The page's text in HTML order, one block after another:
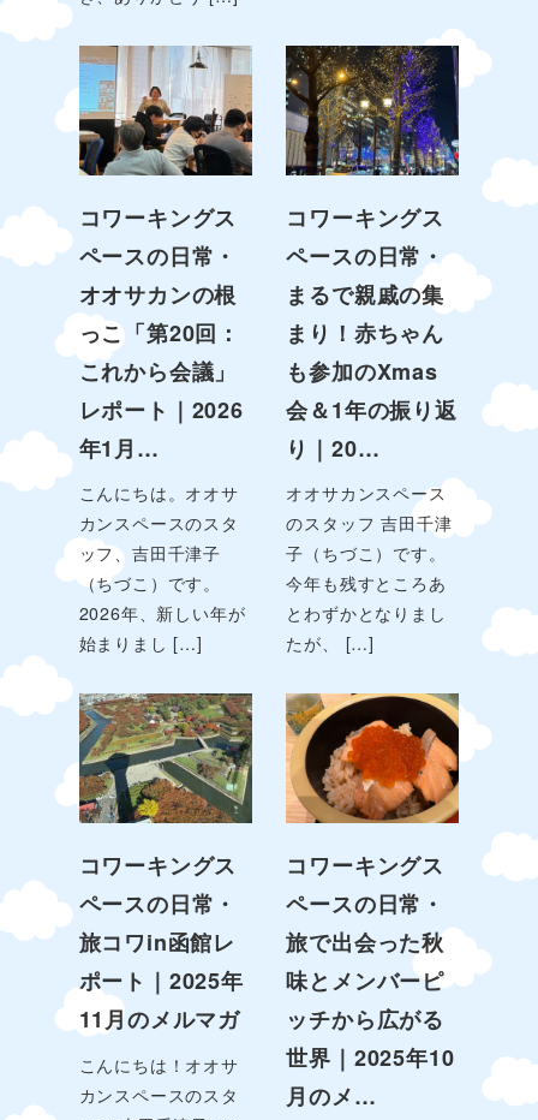
コワーキングス
ペースの日常・
オオサカンの根
っこ「第20回：
これから会議」
レポート｜2026
年1月…
こんにちは。オオサ
カンスペースのスタ
ッフ、吉田千津子
（ちづこ）です。
2026年、新しい年が
始まりまし […]
コワーキングス
ペースの日常・
まるで親戚の集
まり！赤ちゃん
も参加のXmas
会＆1年の振り返
り｜20…
オオサカンスペース
のスタッフ 吉田千津
子（ちづこ）です。
今年も残すところあ
とわずかとなりまし
たが、 […]
コワーキングス
ペースの日常・
旅コワin函館レ
ポート｜2025年
11月のメルマガ
こんにちは！オオサ
カンスペースのスタ
コワーキングス
ペースの日常・
旅で出会った秋
味とメンバーピ
ッチから広がる
世界｜2025年10
月のメ…